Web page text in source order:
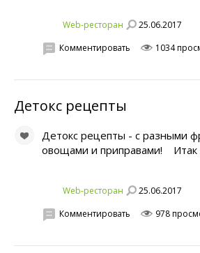
Web-ресторан 25.06.2017
Комментировать 1034
Детокс рецепты
Детокс рецепты - с разными
овощами и приправами! Итак
Web-ресторан 25.06.2017
Комментировать 978